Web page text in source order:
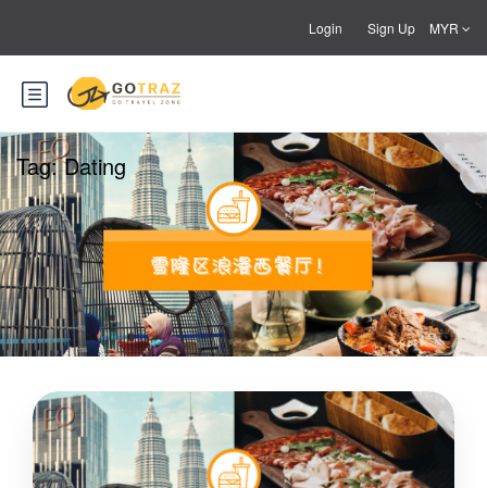
Login Sign Up MYR
Tag:Dating